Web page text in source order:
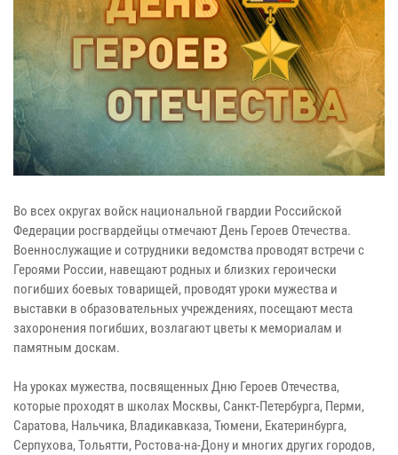
Во всех округах войск национальной гвардии Российской
Федерации росгвардейцы отмечают День Героев Отечества.
Военнослужащие и сотрудники ведомства проводят встречи с
Героями России, навещают родных и близких героически
погибших боевых товарищей, проводят уроки мужества и
выставки в образовательных учреждениях, посещают места
захоронения погибших, возлагают цветы к мемориалам и
памятным доскам.
На уроках мужества, посвященных Дню Героев Отечества,
которые проходят в школах Москвы, Санкт-Петербурга, Перми,
Саратова, Нальчика, Владикавказа, Тюмени, Екатеринбурга,
Серпухова, Тольятти, Ростова-на-Дону и многих других городов,